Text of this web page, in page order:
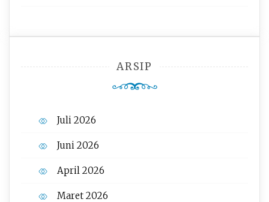
ARSIP
Juli 2026
Juni 2026
April 2026
Maret 2026